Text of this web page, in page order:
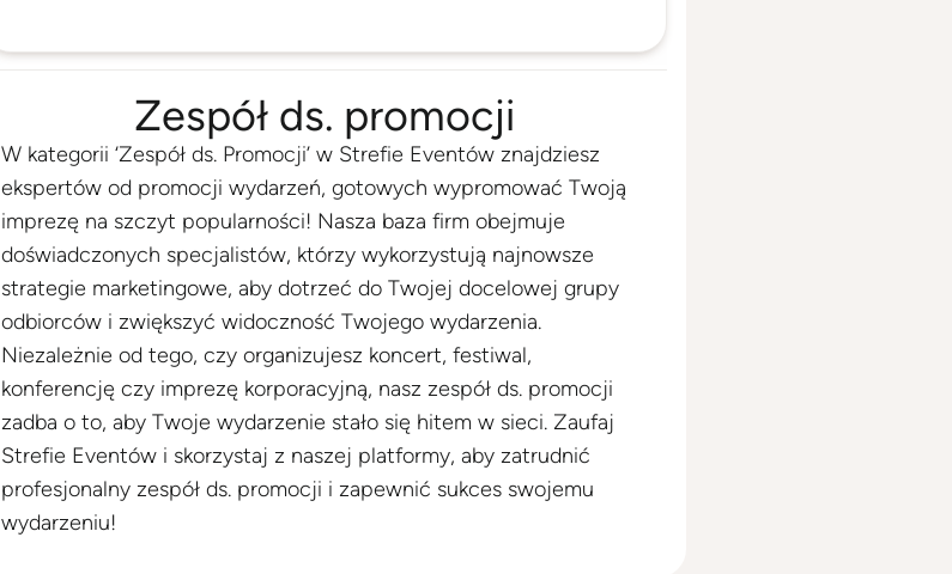
Zespół ds. promocji
W kategorii ‘Zespół ds. Promocji’ w Strefie Eventów znajdziesz
ekspertów od promocji wydarzeń, gotowych wypromować Twoją
imprezę na szczyt popularności! Nasza baza firm obejmuje
doświadczonych specjalistów, którzy wykorzystują najnowsze
strategie marketingowe, aby dotrzeć do Twojej docelowej grupy
odbiorców i zwiększyć widoczność Twojego wydarzenia.
Niezależnie od tego, czy organizujesz koncert, festiwal,
konferencję czy imprezę korporacyjną, nasz zespół ds. promocji
zadba o to, aby Twoje wydarzenie stało się hitem w sieci. Zaufaj
Strefie Eventów i skorzystaj z naszej platformy, aby zatrudnić
profesjonalny zespół ds. promocji i zapewnić sukces swojemu
wydarzeniu!